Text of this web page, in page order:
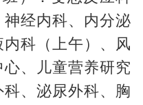
神经内科、内分泌
科（上午）、风
、儿童营养研究
、泌尿外科、胸